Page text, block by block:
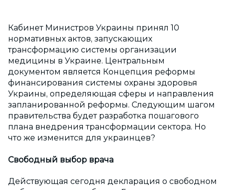
Кабинет Министров Украины принял 10
нормативных актов, запускающих
трансформацию системы организации
медицины в Украине. Центральным
документом является Концепция реформы
финансирования системы охраны здоровья
Украины, определяющая сферы и направления
запланированной реформы. Следующим шагом
правительства будет разработка пошагового
плана внедрения трансформации сектора. Но
что же изменится для украинцев?
Свободный выбор врача
Действующая сегодня декларация о свободном